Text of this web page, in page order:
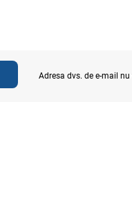
Adresa dvs. de e-mail